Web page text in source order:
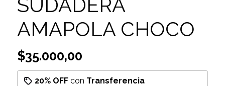
AMAPOLA CHOCO
$35.000,00
20% OFFcon Transferencia